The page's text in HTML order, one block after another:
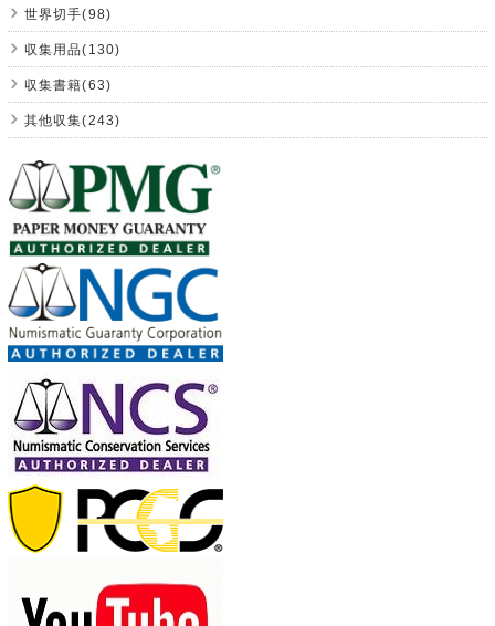
世界切手(98)
収集用品(130)
収集書籍(63)
其他収集(243)